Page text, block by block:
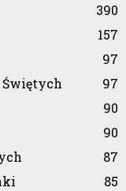
390
157
97
97
90
90
87
85